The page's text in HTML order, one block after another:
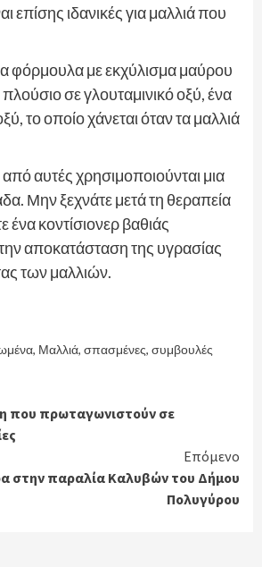
επίσης ιδανικές για μαλλιά που
φόρμουλα με εκχύλισμα μαύρου
πλούσιο σε γλουταμινικό οξύ, ένα
το οποίο χάνεται όταν τα μαλλιά
αυτές χρησιμοποιούνται μια
Μην ξεχνάτε μετά τη θεραπεία
ένα κοντίσιονερ βαθιάς
αποκατάσταση της υγρασίας
των μαλλιών.
, Μαλλιά, σπασμένες, συμβουλές
που πρωταγωνιστούν σε
Επόμενο
στην παραλία Καλυβών του Δήμου
Πολυγύρου